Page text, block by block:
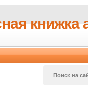
книжка
Поиск на